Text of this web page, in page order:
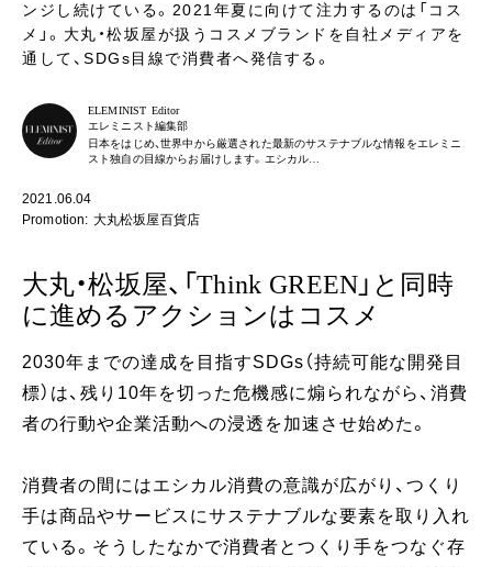
ンジし続けている。2021年夏に向けて注力するのは「コス
メ」。大丸・松坂屋が扱うコスメブランドを自社メディアを
通して、SDGs目線で消費者へ発信する。
ELEMINIST Editor
エレミニスト編集部
日本をはじめ、世界中から厳選された最新のサステナブルな情報をエレミニ
スト独自の目線からお届けします。エシカル…
2021.06.04
Promotion: 大丸松坂屋百貨店
大丸・松坂屋、「Think GREEN」と同時
に進めるアクションはコスメ
2030年までの達成を目指すSDGs（持続可能な開発目
標）は、残り10年を切った危機感に煽られながら、消費
者の行動や企業活動への浸透を加速させ始めた。
消費者の間にはエシカル消費の意識が広がり、つくり
手は商品やサービスにサステナブルな要素を取り入れ
ている。そうしたなかで消費者とつくり手をつなぐ存